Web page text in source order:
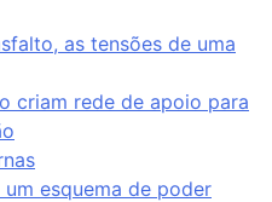
as tensões de uma
criam rede de apoio para
um esquema de poder